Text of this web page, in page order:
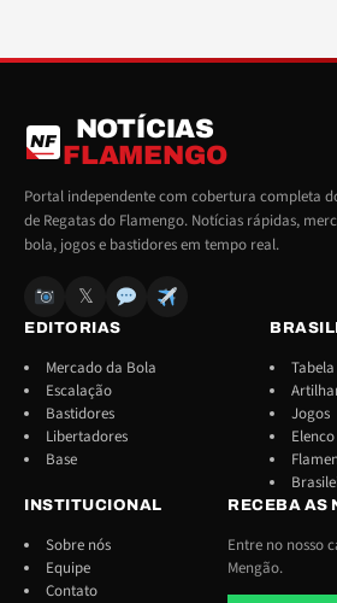
NF
NOTÍCIAS
FLAMENGO
Portal independente com cobertura completa
de Regatas do Flamengo. Notícias rápidas,
bola, jogos e bastidores em tempo real.
𝕏
EDITORIAS
Mercado da Bola
Escalação
Bastidores
Libertadores
Base
Tabela
Jogos
Elenco
INSTITUCIONAL
Sobre nós
Equipe
Contato
RECEBA AS
Entre no nosso
Mengão.